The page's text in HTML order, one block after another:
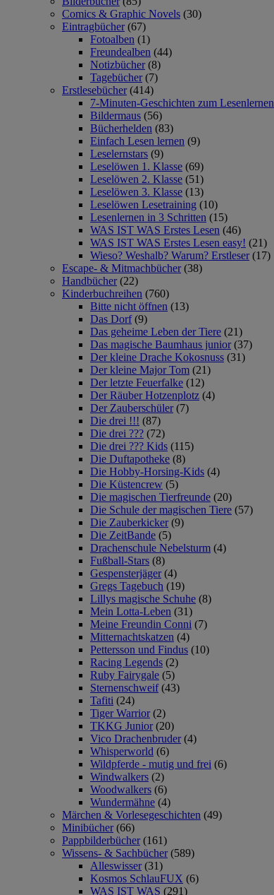
Comics & Graphic Novels (30)
Eintragbücher (67)
Fotoalben (1)
Freundealben (44)
Notizbücher (8)
Tagebücher (7)
Erstlesebücher (414)
7-Minuten-Geschichten zum Lesenlernen
Bildermaus (56)
Bücherhelden (83)
Einfach Lesen lernen (9)
Leselernstars (9)
Leselöwen 1. Klasse (69)
Leselöwen 2. Klasse (51)
Leselöwen 3. Klasse (13)
Leselöwen Lesetraining (10)
Lesenlernen in 3 Schritten (15)
WAS IST WAS Erstes Lesen (46)
WAS IST WAS Erstes Lesen easy! (21)
Wieso? Weshalb? Warum? Erstleser (17)
Escape- & Mitmachbücher (38)
Handbücher (22)
Kinderbuchreihen (760)
Bitte nicht öffnen (13)
Das Dorf (9)
Das geheime Leben der Tiere (21)
Das magische Baumhaus junior (37)
Der kleine Drache Kokosnuss (31)
Der kleine Major Tom (21)
Der letzte Feuerfalke (12)
Der Räuber Hotzenplotz (4)
Der Zauberschüler (7)
Die drei !!! (87)
Die drei ??? (72)
Die drei ??? Kids (115)
Die Duftapotheke (8)
Die Hobby-Horsing-Kids (4)
Die Küstencrew (5)
Die magischen Tierfreunde (20)
Die Schule der magischen Tiere (57)
Die Zauberkicker (9)
Die ZeitBande (5)
Drachenschule Nebelsturm (4)
Fußball-Stars (8)
Gespensterjäger (4)
Gregs Tagebuch (19)
Lillys magische Schuhe (8)
Mein Lotta-Leben (31)
Meine Freundin Conni (7)
Mitternachtskatzen (4)
Pettersson und Findus (10)
Racing Legends (2)
Ruby Fairygale (5)
Sternenschweif (43)
Tafiti (24)
Tiger Warrior (2)
TKKG Junior (20)
Vico Drachenbruder (4)
Whisperworld (6)
Wildpferde - mutig und frei (6)
Windwalkers (2)
Woodwalkers (6)
Wundermähne (4)
Märchen & Vorlesegeschichten (49)
Minibücher (66)
Pappbilderbücher (161)
Wissens- & Sachbücher (589)
Alleswisser (31)
Kosmos SchlauFUX (6)
WAS IST WAS (291)